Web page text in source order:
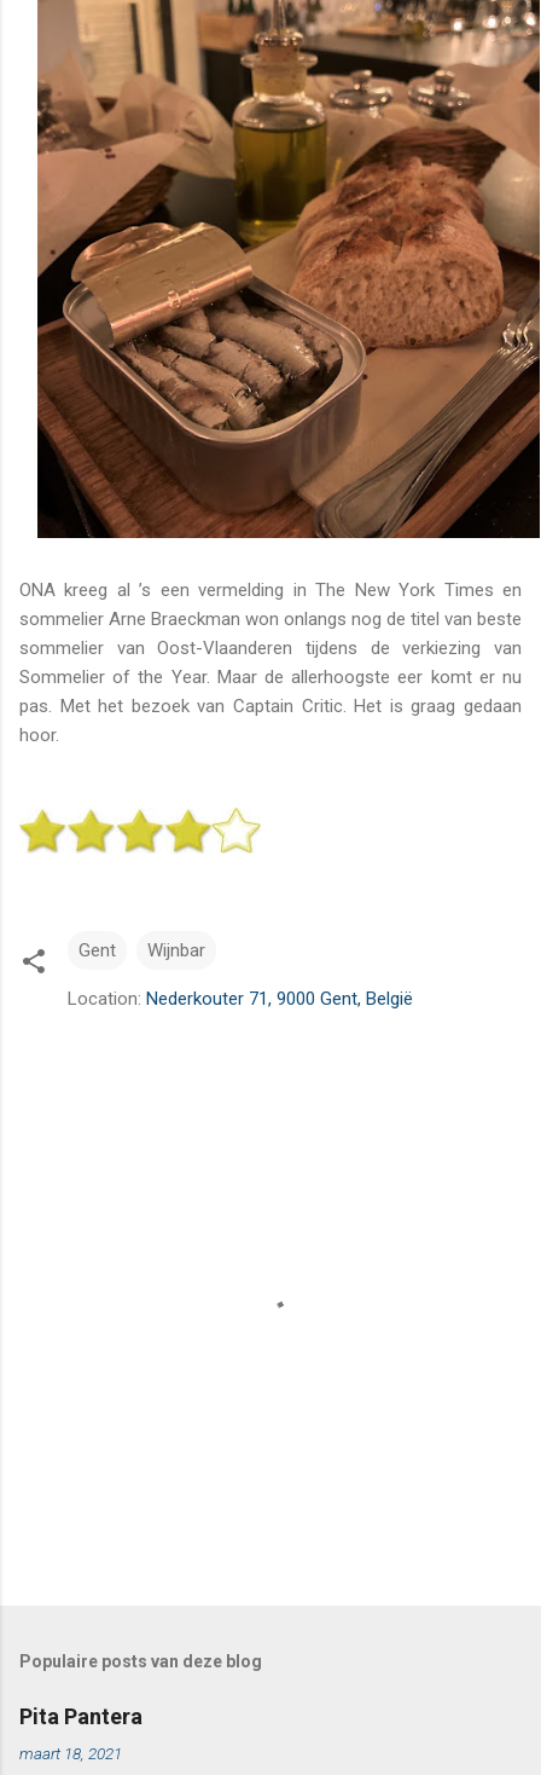
ONA kreeg al ’s een vermelding in The New York Times en
sommelier Arne Braeckman won onlangs nog de titel van beste
sommelier van Oost-Vlaanderen tijdens de verkiezing van
Sommelier of the Year. Maar de allerhoogste eer komt er nu
pas. Met het bezoek van Captain Critic. Het is graag gedaan
hoor.
Gent Wijnbar
Location: Nederkouter 71, 9000 Gent, België
Populaire posts van deze blog
Pita Pantera
maart 18, 2021